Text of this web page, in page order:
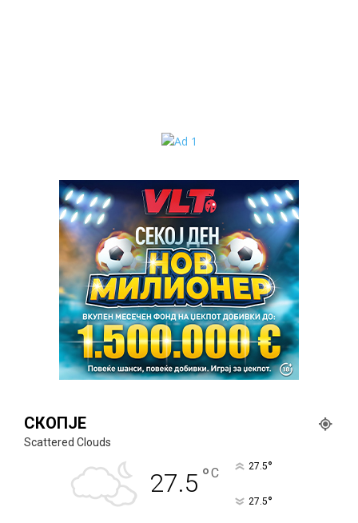
СКОПЈЕ
Scattered Clouds
27.5 °C 27.5°
27.5°